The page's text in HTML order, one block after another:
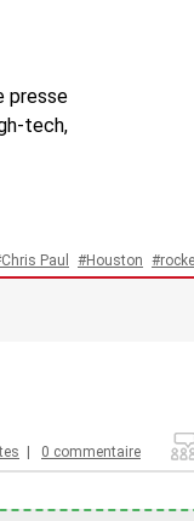
presse
tech,
Chris Paul Houston
| 0 commentaire